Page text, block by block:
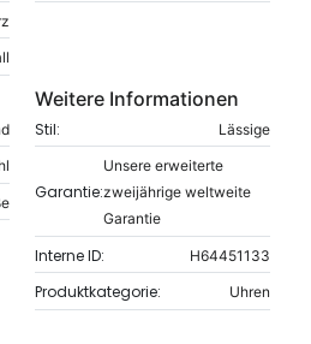
Weitere Informationen
Stil: Lässige
Garantie:
Unsere erweiterte
zweijährige weltweite
Garantie
Interne ID: H64451133
Produktkategorie: Uhren